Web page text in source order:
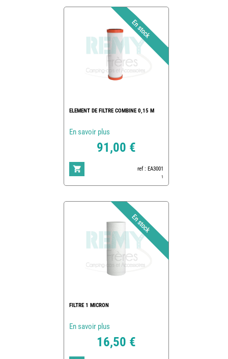
ELEMENT DE FILTRE COMBINE 0,15 M
En savoir plus
91,00 €
ref : EA3001
1
FILTRE 1 MICRON
En savoir plus
16,50 €